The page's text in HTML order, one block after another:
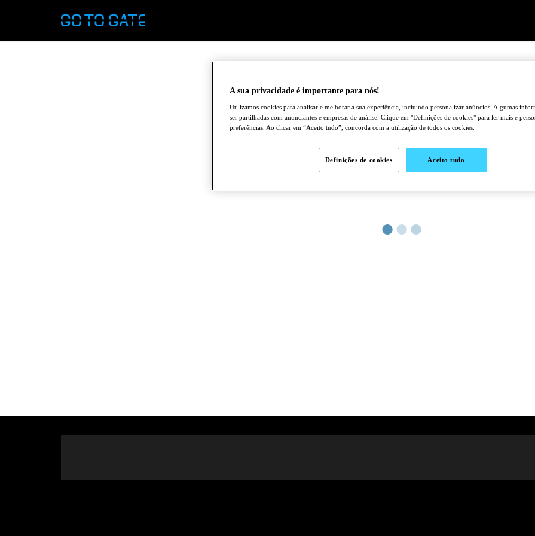
●●●
A sua privacidade é importante para nós!
Utilizamos cookies para analisar e melhorar a sua experiência, incluindo personalizar anúncios. Algumas
ser partilhadas com anunciantes e empresas de análise. Clique em "Definições de cookies" para ler mais e
preferências. Ao clicar em “Aceito tudo”, concorda com a utilização de todos os cookies.
Aceito tudo
Definições de cookies